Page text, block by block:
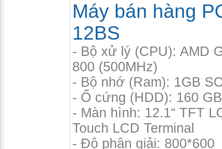
Máy bán hàng
12BS
- Bộ xử lý (CPU): AMD
800 (500MHz)
- Bộ nhớ (Ram): 1GB
- Ổ cứng (HDD): 160
- Màn hình: 12.1“ TFT
Touch LCD Terminal
- Độ phân giải: 800*600